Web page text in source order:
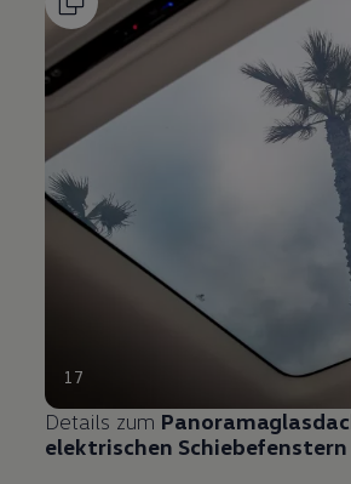
17
Details zum
elektrischen Schiebefenstern